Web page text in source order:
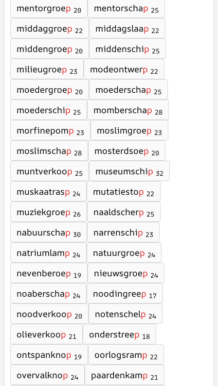
mentorgroep 20 mentorschap 25
middaggroep 22 middagslaap 22
middengroep 20 middenschip 25
milieugroep 23 modeontwerp 22
moedergroep 20 moederschap 25
moederschip 25 momberschap 28
morfinepomp 23 moslimgroep 23
moslimschap 28 mosterdsoep 20
muntverkoop 25 museumschip 32
muskaatrasp 24 mutatiestop 22
muziekgroep 26 naaldscherp 25
nabuurschap 30 narrenschip 23
natriumlamp 24 natuurgroep 24
nevenberoep 19 nieuwsgroep 24
noaberschap 24 noodingreep 17
noodverkoop 20 notenschelp 24
olieverkoop 21 onderstreep 18
ontspanknop 19 oorlogsramp 22
overvalknop 24 paardenkamp 21